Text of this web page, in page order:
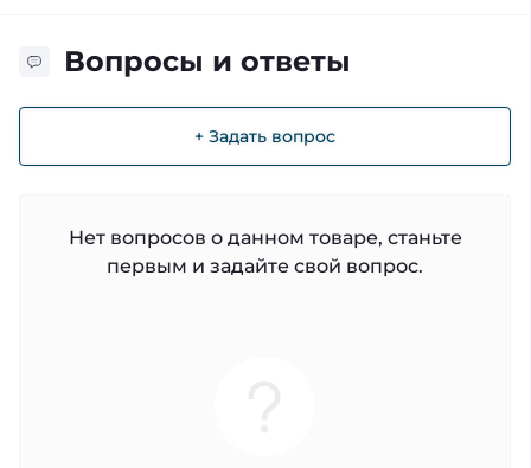
Вопросы и ответы
+ Задать вопрос
Нет вопросов о данном товаре, станьте
первым и задайте свой вопрос.